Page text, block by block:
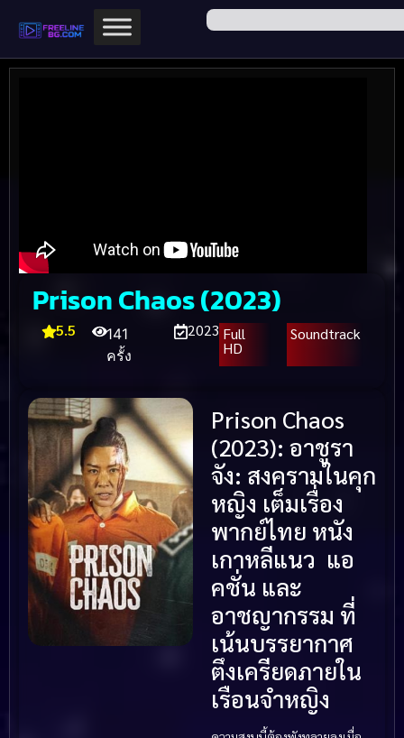
Prison Chaos (2023)
5.5
141
ครั้ง
2023 Full
HD
Soundtrack
Prison Chaos
(2023): อาชูรา
จัง: สงครามในคุก
หญิง เต็มเรื่อง
พากย์ไทย หนัง
เกาหลีแนว แอ
คชั่น และ
อาชญากรรม ที่
เน้นบรรยากาศ
ตึงเครียดภายใน
เรือนจำหญิง